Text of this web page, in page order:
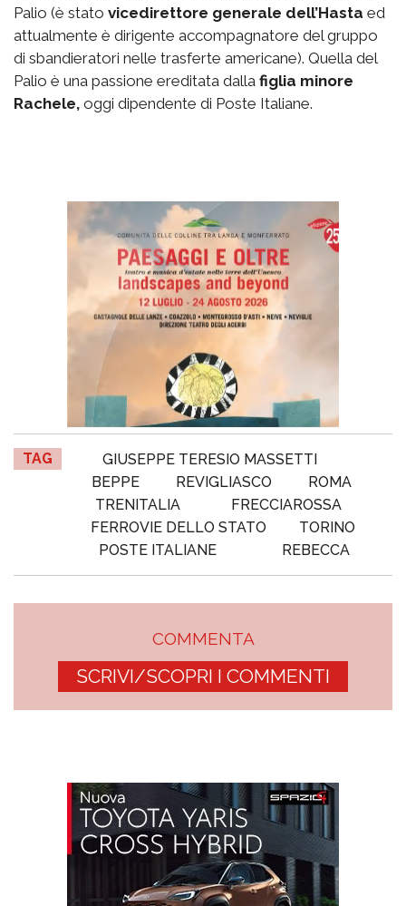
Palio (è stato vicedirettore generale dell’Hasta ed
attualmente è dirigente accompagnatore del gruppo
di sbandieratori nelle trasferte americane). Quella del
Palio è una passione ereditata dalla figlia minore
Rachele, oggi dipendente di Poste Italiane.
TAG
GIUSEPPE TERESIO MASSETTI
BEPPE
REVIGLIASCO
ROMA
TRENITALIA
FRECCIAROSSA
FERROVIE DELLO STATO
TORINO
POSTE ITALIANE
REBECCA
COMMENTA
SCRIVI/SCOPRI I COMMENTI